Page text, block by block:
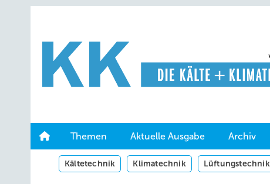
Hauptinhalt
Hauptmenü
Themen Aktuelle Ausgabe Archiv
Kältetechnik Klimatechnik Lüftungstechnik